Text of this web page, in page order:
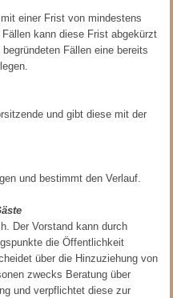
einer Frist von mindestens
kann diese Frist abgekürzt
Fällen eine bereits
und gibt diese mit der
und bestimmt den Verlauf.
Der Vorstand kann durch
die Öffentlichkeit
über die Hinzuziehung von
zwecks Beratung über
und verpflichtet diese zur